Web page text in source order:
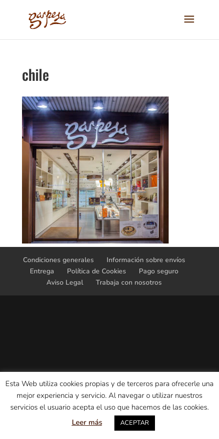
chile
Condiciones generales
Información sobre envíos
Entrega
Política de Cookies
Pago seguro
Aviso Legal
Trabaja con nosotros
Esta Web utiliza cookies propias y de terceros para ofrecerle una
mejor experiencia y servicio. Al navegar o utilizar nuestros
servicios el usuario acepta el uso que hacemos de las cookies.
Leer más
ACEPTAR